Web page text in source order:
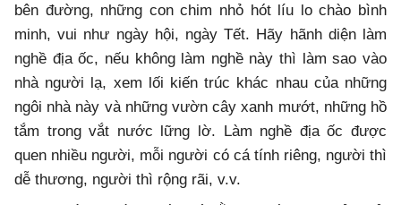
bên đường, những con chim nhỏ hót líu lo chào bình
minh, vui như ngày hội, ngày Tết. Hãy hãnh diện làm
nghề địa ốc, nếu không làm nghề này thì làm sao vào
nhà người lạ, xem lối kiến trúc khác nhau của những
ngôi nhà này và những vườn cây xanh mướt, những hồ
tắm trong vắt nước lững lờ. Làm nghề địa ốc được
quen nhiều người, mỗi người có cá tính riêng, người thì
dễ thương, người thì rộng rãi, v.v.